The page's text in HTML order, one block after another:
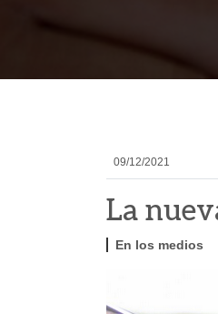
09/12/2021
La
En los medios